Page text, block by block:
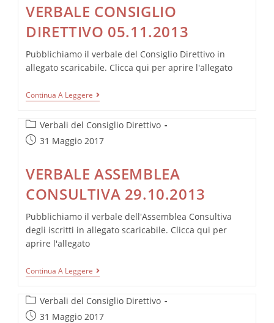
VERBALE CONSIGLIO
DIRETTIVO 05.11.2013
Pubblichiamo il verbale del Consiglio Direttivo in
allegato scaricabile. Clicca qui per aprire l'allegato
Continua A Leggere VERBALE
CONSIGLIO
05.11.2013
Categoria
dell'articolo:
Verbali del Consiglio Direttivo
Articolo31 Maggio 2017
VERBALE ASSEMBLEA
CONSULTIVA 29.10.2013
Pubblichiamo il verbale dell'Assemblea Consultiva
degli iscritti in allegato scaricabile. Clicca qui per
aprire l'allegato
Continua A Leggere VERBALE
ASSEMBLEA
29.10.2013
Categoria
dell'articolo:
Verbali del Consiglio Direttivo
Articolo31 Maggio 2017